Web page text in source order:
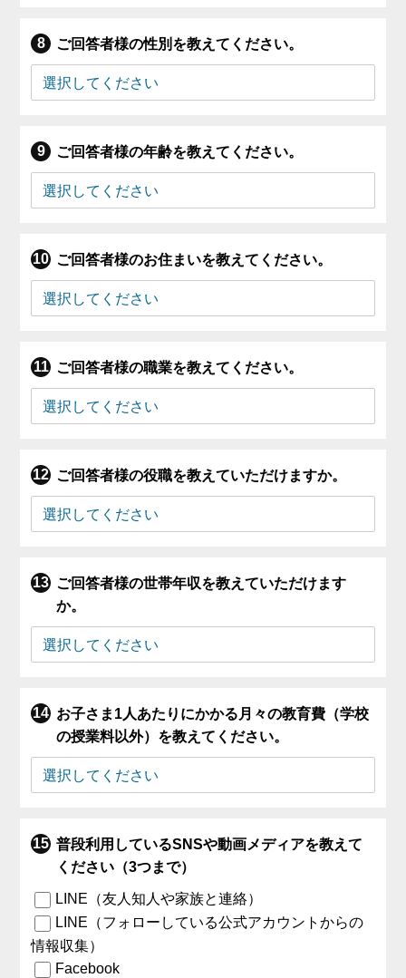
ご回答者様の性別を教えてください。
ご回答者様の年齢を教えてください。
ご回答者様のお住まいを教えてください。
ご回答者様の職業を教えてください。
ご回答者様の役職を教えていただけますか。
ご回答者様の世帯年収を教えていただけます
か。
お子さま1人あたりにかかる月々の教育費（学校
の授業料以外）を教えてください。
普段利用しているSNSや動画メディアを教えて
ください（3つまで）
LINE（友人知人や家族と連絡）
LINE（フォローしている公式アカウントからの
情報収集）
Facebook